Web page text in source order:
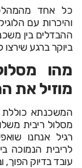
כל אחד
והיכרות עם
ההבדלים בין
ביוקר ברגע
מהו
מוזיל את
המשכנתא כוללת
מסלול ריבית
רגיל אנחנו
לריבית הנמוכה
עובד בדיוק הפוך,